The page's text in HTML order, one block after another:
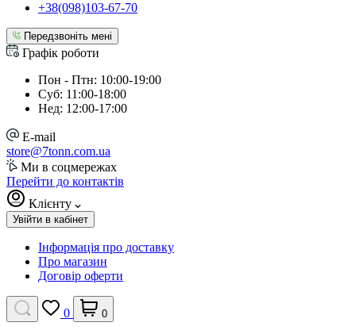
+38(098)103-67-70
Передзвоніть мені
Графік роботи
Пон - Птн: 10:00-19:00
Суб: 11:00-18:00
Нед: 12:00-17:00
E-mail
store@7tonn.com.ua
Ми в соцмережах
Перейти до контактів
Клієнту
Увійти в кабінет
Інформація про доставку
Про магазин
Договір оферти
0 0